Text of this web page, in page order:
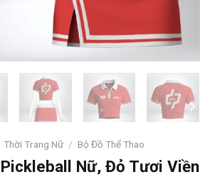
Thời Trang Nữ / Bộ Đồ Thể Thao
Nữ, Đỏ Tươi Viền